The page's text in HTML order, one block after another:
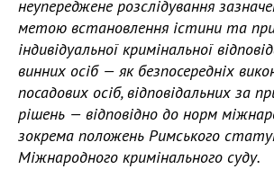
неупереджене розслідування
метою встановлення істини та
індивідуальної кримінальної
винних осіб — як безпосередніх
посадових осіб, відповідальних за
рішень — відповідно до норм
зокрема положень Римського
Міжнародного кримінального суду.